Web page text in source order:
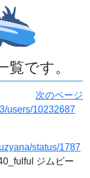
です。
次のページ
users/10232687
status/1787
ジムビー